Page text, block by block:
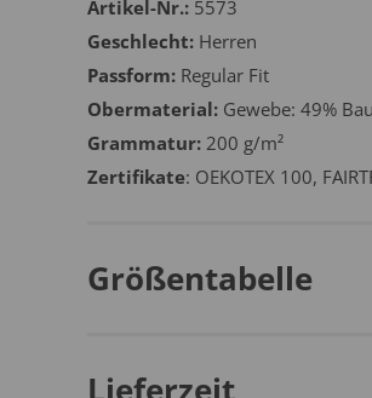
Artikel-Nr.: 5573
Geschlecht: Herren
Passform: Regular Fit
Obermaterial: Gewebe: 49%
Grammatur: 200 g/m²
Zertifikate: OEKOTEX 100,
Größentabelle